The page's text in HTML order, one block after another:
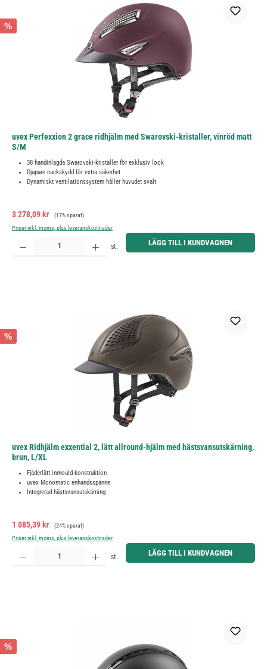
%
uvex Perfexxion 2 grace ridhjälm med Swarovski-kristaller, vinröd matt
S/M
38 handinlagda Swarovski-kristaller för exklusiv look
Djupare nackskydd för extra säkerhet
Dynamiskt ventilationssystem håller huvudet svalt
Försäljningspris:
3 278,09 kr Ordinarie pris:
(17% sparat)
Priser inkl. moms, plus leveranskostnader
Produktkvantitet: Ange önskat belopp eller använd knapparna för att öka eller minska kvantiteten.
st. LÄGG TILL I KUNDVAGNEN
%
uvex Ridhjälm exxential 2, lätt allround-hjälm med hästsvansutskärning,
brun, L/XL
Fjäderlätt inmould-konstruktion
uvex Monomatic enhandsspänne
Integrerad hästsvansutskärning
Försäljningspris:
1 085,39 kr Ordinarie pris:
(24% sparat)
Priser inkl. moms, plus leveranskostnader
Produktkvantitet: Ange önskat belopp eller använd knapparna för att öka eller minska kvantiteten.
st. LÄGG TILL I KUNDVAGNEN
%